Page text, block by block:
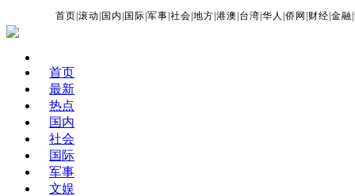
首页 |滚动 国内 国际 |军事 |社会 |地方 |港澳 台湾 |华人 |侨网 财经 |金融 |
首页
最新
热点
国内
社会
国际
军事
文娱